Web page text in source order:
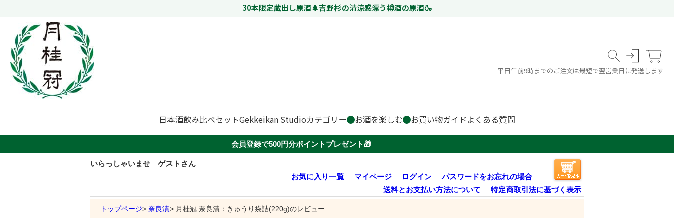
30本限定蔵出し原酒🌲吉野杉の清涼感漂う樽酒の原酒🍶
平日午前9時までのご注文は最短で翌営業日に発送します
日本酒飲み比べセットGekkeikan Studioカテゴリー お酒を楽しむ お買い物ガイドよくある質問
会員登録で500円分ポイントプレゼント🎁
いらっしゃいませ ゲストさん
お気に入り一覧
マイページ ログイン
パスワードをお忘れの場合
送料とお支払い方法について
特定商取引法に基づく表示
トップページ 奈良漬 月桂冠 奈良漬：きゅうり袋詰(220g)のレビュー